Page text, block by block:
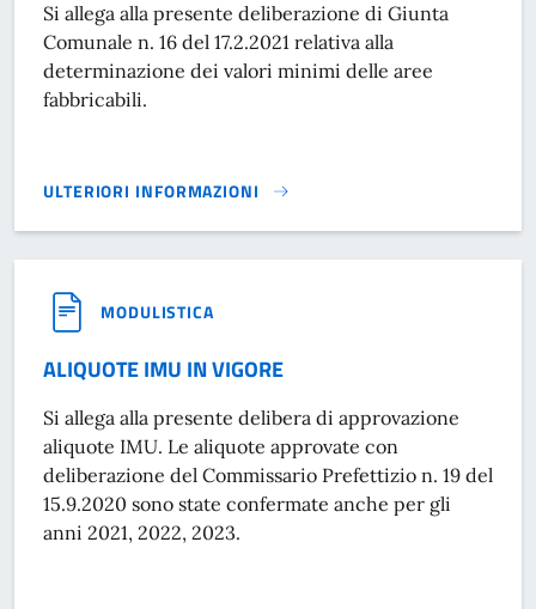
Si allega alla presente deliberazione di Giunta
Comunale n. 16 del 17.2.2021 relativa alla
determinazione dei valori minimi delle aree
fabbricabili.
ULTERIORI INFORMAZIONI
VALORI MINIMI DELLE AREE FABBRICABILI}
MODULISTICA
ALIQUOTE IMU IN VIGORE
Si allega alla presente delibera di approvazione
aliquote IMU. Le aliquote approvate con
deliberazione del Commissario Prefettizio n. 19 del
15.9.2020 sono state confermate anche per gli
anni 2021, 2022, 2023.